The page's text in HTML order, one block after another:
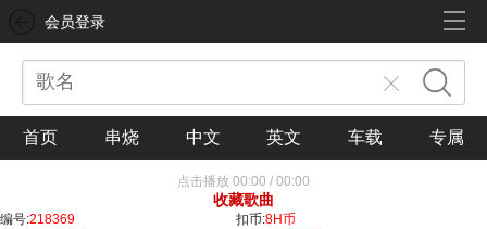
会员登录
首页 串烧 中文 英文 车载 专属
点击播放 00:00 / 00:00
收藏歌曲
编号:218369 扣币:8H币